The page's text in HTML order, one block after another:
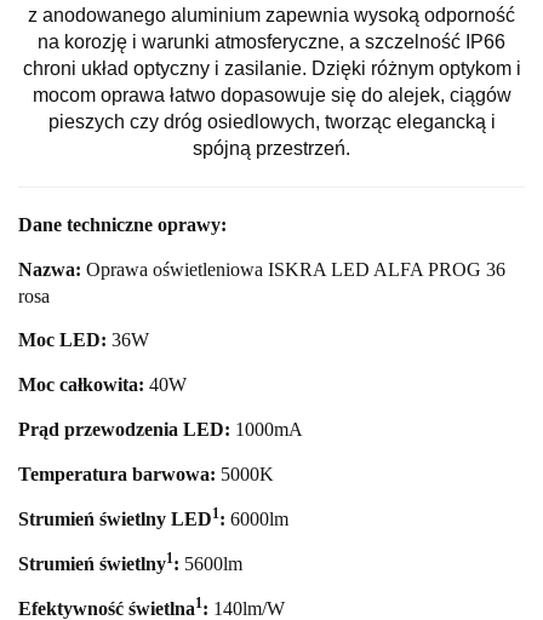
z anodowanego aluminium zapewnia wysoką odporność
na korozję i warunki atmosferyczne, a szczelność IP66
chroni układ optyczny i zasilanie. Dzięki różnym optykom i
mocom oprawa łatwo dopasowuje się do alejek, ciągów
pieszych czy dróg osiedlowych, tworząc elegancką i
spójną przestrzeń.
Dane techniczne oprawy:
Nazwa: Oprawa oświetleniowa ISKRA LED ALFA PROG 36
rosa
Moc LED: 36W
Moc całkowita: 40W
Prąd przewodzenia LED: 1000mA
Temperatura barwowa: 5000K
Strumień świetlny LED1 : 6000lm
Strumień świetlny1 : 5600lm
Efektywność świetlna1 : 140lm/W